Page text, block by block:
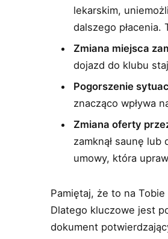
lekarskim,
dalszego
Zmiana miejsca
dojazd do klubu
Pogorszenie
znacząco wpływa
Zmiana oferty
zamknął saunę
umowy, która
Pamiętaj, że to na
Dlatego kluczowe jest
dokument